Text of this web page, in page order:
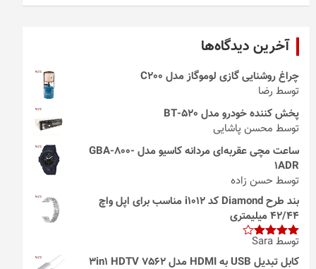
آخرین دیدگاه‌ها
چراغ روشنایی گازی لوموگاز مدل C200
توسط رضا
پخش کننده خودرو مدل 520-BT
توسط محسن پاشایی
ساعت مچی عقربه‌ای مردانه کاسیو مدل GBA-800-
1ADR
توسط حسن زاده
بند طرح Diamond کد i1012 مناسب برای اپل واچ
42/44 میلیمتری
امتیاز4
از 5
توسط Sara
کابل تبدیل USB به HDMI مدل 3in1 HDTV 7562